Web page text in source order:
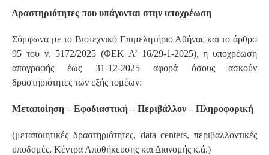
Δραστηριότητες που υπάγονται στην υποχρέωση
Σύμφωνα με το Βιοτεχνικό Επιμελητήριο Αθήνας και το άρθρο
95 του ν. 5172/2025 (ΦΕΚ Α’ 16/29-1-2025), η υποχρέωση
απογραφής έως 31-12-2025 αφορά όσους ασκούν
δραστηριότητες των εξής τομέων:
Μεταποίηση – Εφοδιαστική – Περιβάλλον – Πληροφορική
(μεταποιητικές δραστηριότητες, data centers, περιβαλλοντικές
υποδομές, Κέντρα Αποθήκευσης και Διανομής κ.ά.)